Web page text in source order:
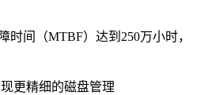
时间（MTBF）达到250万小时，
更精细的磁盘管理